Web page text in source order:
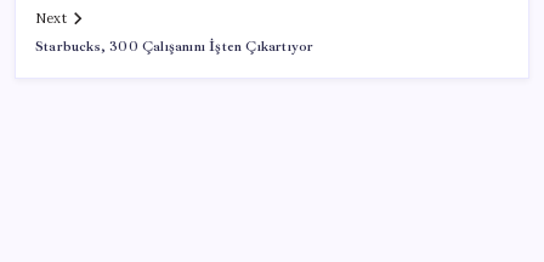
Next
Starbucks, 300 Çalışanını İşten Çıkartıyor